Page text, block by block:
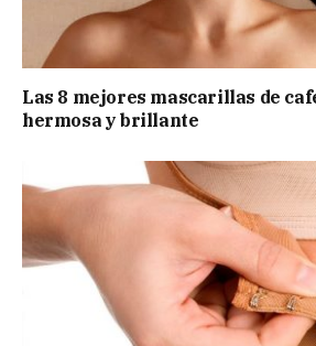
Las 8 mejores mascarillas de
hermosa y brillante